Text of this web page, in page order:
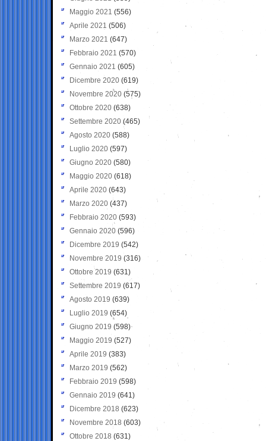
Maggio 2021 (556)
Aprile 2021 (506)
Marzo 2021 (647)
Febbraio 2021 (570)
Gennaio 2021 (605)
Dicembre 2020 (619)
Novembre 2020 (575)
Ottobre 2020 (638)
Settembre 2020(465)
Agosto 2020 (588)
Luglio 2020 (597)
Giugno 2020 (580)
Maggio 2020 (618)
Aprile 2020 (643)
Marzo 2020 (437)
Febbraio 2020 (593)
Gennaio 2020 (596)
Dicembre 2019 (542)
Novembre 2019 (316)
Ottobre 2019 (631)
Settembre 2019 (617)
Agosto 2019 (639)
Luglio 2019 (654)
Giugno 2019 (598)
Maggio 2019 (527)
Aprile 2019 (383)
Marzo 2019 (562)
Febbraio 2019 (598)
Gennaio 2019 (641)
Dicembre 2018 (623)
Novembre 2018 (603)
Ottobre 2018 (631)